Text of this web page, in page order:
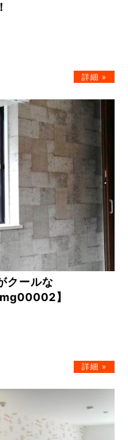
クールな
】